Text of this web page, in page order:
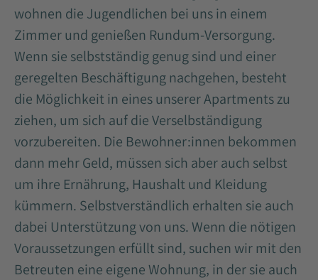
wohnen die Jugendlichen bei uns in einem
Zimmer und genießen Rundum-Versorgung.
Wenn sie selbstständig genug sind und einer
geregelten Beschäftigung nachgehen, besteht
die Möglichkeit in eines unserer Apartments zu
ziehen, um sich auf die Verselbständigung
vorzubereiten. Die Bewohner:innen bekommen
dann mehr Geld, müssen sich aber auch selbst
um ihre Ernährung, Haushalt und Kleidung
kümmern. Selbstverständlich erhalten sie auch
dabei Unterstützung von uns. Wenn die nötigen
Voraussetzungen erfüllt sind, suchen wir mit den
Betreuten eine eigene Wohnung, in der sie auch